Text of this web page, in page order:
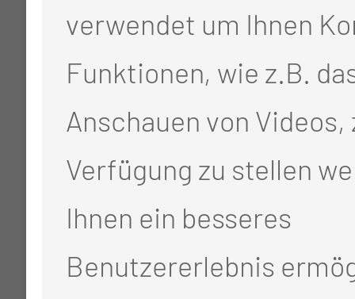
verwendet um Ihnen
Funktionen, wie z.B.
Anschauen von Videos,
Verfügung zu stellen
Ihnen ein besseres
Benutzererlebnis